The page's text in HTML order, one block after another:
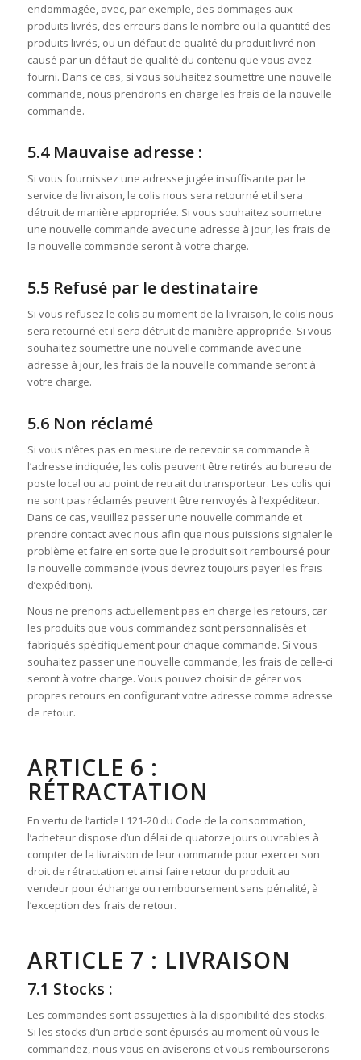
endommagée, avec, par exemple, des dommages aux
produits livrés, des erreurs dans le nombre ou la quantité des
produits livrés, ou un défaut de qualité du produit livré non
causé par un défaut de qualité du contenu que vous avez
fourni. Dans ce cas, si vous souhaitez soumettre une nouvelle
commande, nous prendrons en charge les frais de la nouvelle
commande.
5.4 Mauvaise adresse :
Si vous fournissez une adresse jugée insuffisante par le
service de livraison, le colis nous sera retourné et il sera
détruit de manière appropriée. Si vous souhaitez soumettre
une nouvelle commande avec une adresse à jour, les frais de
la nouvelle commande seront à votre charge.
5.5 Refusé par le destinataire
Si vous refusez le colis au moment de la livraison, le colis nous
sera retourné et il sera détruit de manière appropriée. Si vous
souhaitez soumettre une nouvelle commande avec une
adresse à jour, les frais de la nouvelle commande seront à
votre charge.
5.6 Non réclamé
Si vous n’êtes pas en mesure de recevoir sa commande à
l’adresse indiquée, les colis peuvent être retirés au bureau de
poste local ou au point de retrait du transporteur. Les colis qui
ne sont pas réclamés peuvent être renvoyés à l’expéditeur.
Dans ce cas, veuillez passer une nouvelle commande et
prendre contact avec nous afin que nous puissions signaler le
problème et faire en sorte que le produit soit remboursé pour
la nouvelle commande (vous devrez toujours payer les frais
d’expédition).
Nous ne prenons actuellement pas en charge les retours, car
les produits que vous commandez sont personnalisés et
fabriqués spécifiquement pour chaque commande. Si vous
souhaitez passer une nouvelle commande, les frais de celle-ci
seront à votre charge. Vous pouvez choisir de gérer vos
propres retours en configurant votre adresse comme adresse
de retour.
ARTICLE 6 :
RÉTRACTATION
En vertu de l’article L121-20 du Code de la consommation,
l’acheteur dispose d’un délai de quatorze jours ouvrables à
compter de la livraison de leur commande pour exercer son
droit de rétractation et ainsi faire retour du produit au
vendeur pour échange ou remboursement sans pénalité, à
l’exception des frais de retour.
ARTICLE 7 : LIVRAISON
7.1 Stocks :
Les commandes sont assujetties à la disponibilité des stocks.
Si les stocks d’un article sont épuisés au moment où vous le
commandez, nous vous en aviserons et vous rembourserons